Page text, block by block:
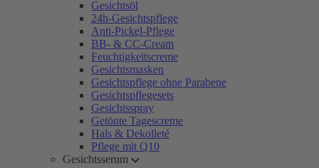
Gesichtsöl
24h-Gesichtspflege
Anti-Pickel-Pflege
BB- & CC-Cream
Feuchtigkeitscreme
Gesichtsmasken
Gesichtspflege ohne Parabene
Gesichtspflegesets
Gesichtsspray
Getönte Tagescreme
Hals & Dekolleté
Pflege mit Q10
Gesichtsserum